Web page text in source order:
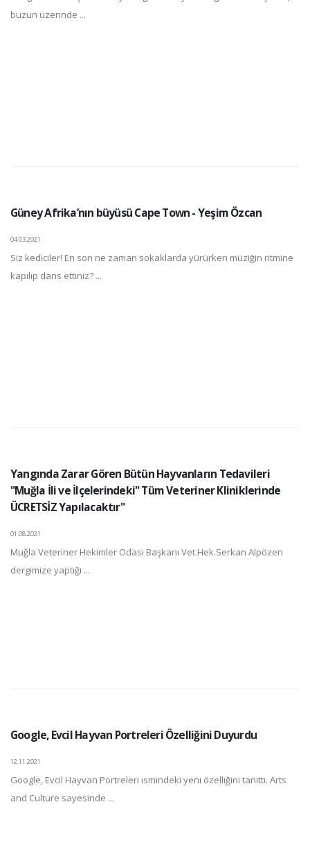
buzun üzerinde ...
Güney Afrika’nın büyüsü Cape Town - Yeşim Özcan
04.03.2021
Siz kediciler! En son ne zaman sokaklarda yürürken müziğin ritmine
kapılıp dans ettiniz? ...
Yangında Zarar Gören Bütün Hayvanların Tedavileri
"Muğla İli ve İlçelerindeki" Tüm Veteriner Kliniklerinde
ÜCRETSİZ Yapılacaktır"
01.08.2021
Muğla Veteriner Hekimler Odası Başkanı Vet.Hek.Serkan Alpözen
dergimize yaptığı ...
Google, Evcil Hayvan Portreleri Özelliğini Duyurdu
12.11.2021
Google, Evcil Hayvan Portreleri ismindeki yeni özelliğini tanıttı. Arts
and Culture sayesinde ...